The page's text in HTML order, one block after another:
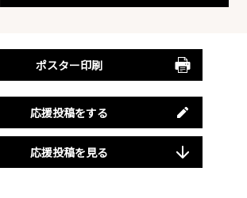
ポスター印刷
応援投稿をする
応援投稿を見る